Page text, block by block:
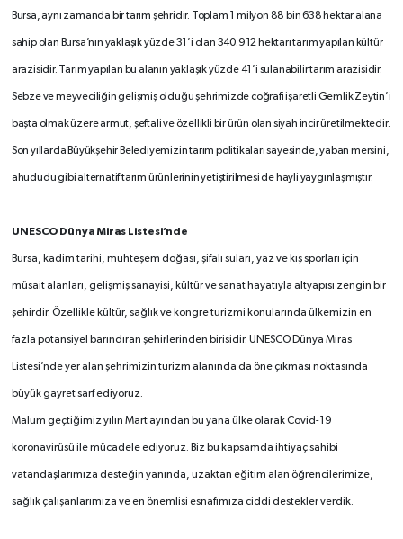
Bursa, aynı zamanda bir tarım şehridir. Toplam 1 milyon 88 bin 638 hektar alana
sahip olan Bursa’nın yaklaşık yüzde 31’i olan 340.912 hektarı tarım yapılan kültür
arazisidir. Tarım yapılan bu alanın yaklaşık yüzde 41’i sulanabilir tarım arazisidir.
Sebze ve meyveciliğin gelişmiş olduğu şehrimizde coğrafi işaretli Gemlik Zeytin’i
başta olmak üzere armut, şeftali ve özellikli bir ürün olan siyah incir üretilmektedir.
Son yıllarda Büyükşehir Belediyemizin tarım politikaları sayesinde, yaban mersini,
ahududu gibi alternatif tarım ürünlerinin yetiştirilmesi de hayli yaygınlaşmıştır.
UNESCO Dünya Miras Listesi’nde
Bursa, kadim tarihi, muhteşem doğası, şifalı suları, yaz ve kış sporları için
müsait alanları, gelişmiş sanayisi, kültür ve sanat hayatıyla altyapısı zengin bir
şehirdir. Özellikle kültür, sağlık ve kongre turizmi konularında ülkemizin en
fazla potansiyel barındıran şehirlerinden birisidir. UNESCO Dünya Miras
Listesi’nde yer alan şehrimizin turizm alanında da öne çıkması noktasında
büyük gayret sarf ediyoruz.
Malum geçtiğimiz yılın Mart ayından bu yana ülke olarak Covid-19
koronavirüsü ile mücadele ediyoruz. Biz bu kapsamda ihtiyaç sahibi
vatandaşlarımıza desteğin yanında, uzaktan eğitim alan öğrencilerimize,
sağlık çalışanlarımıza ve en önemlisi esnafımıza ciddi destekler verdik.